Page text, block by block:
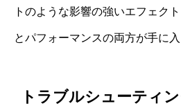
トのような影響の強いエフェク
とパフォーマンスの両方が手に入
トラブルシューティ